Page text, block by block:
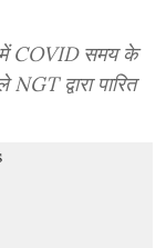
में COVID समय के
द्वारा पारित